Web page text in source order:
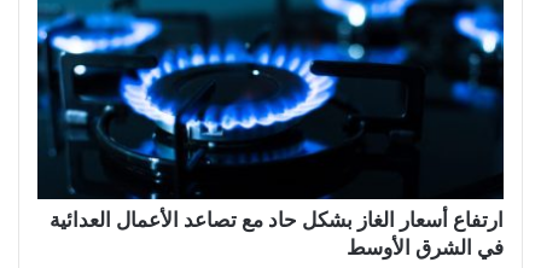
ارتفاع أسعار الغاز بشكل حاد مع تصاعد الأعمال العدائية
في الشرق الأوسط